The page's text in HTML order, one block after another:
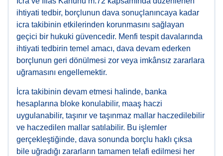
ihtiyati tedbir, borçlunun dava sonuçlanıncaya kadar
icra takibinin etkilerinden korunmasını sağlayan
geçici bir hukuki güvencedir. Menfi tespit davalarında
ihtiyati tedbirin temel amacı, dava devam ederken
borçlunun geri dönülmesi zor veya imkânsız zararlara
uğramasını engellemektir.
İcra takibinin devam etmesi halinde, banka
hesaplarına bloke konulabilir, maaş haczi
uygulanabilir, taşınır ve taşınmaz mallar haczedilebilir
ve haczedilen mallar satılabilir. Bu işlemler
gerçekleştiğinde, dava sonunda borçlu haklı çıksa
bile uğradığı zararların tamamen telafi edilmesi her